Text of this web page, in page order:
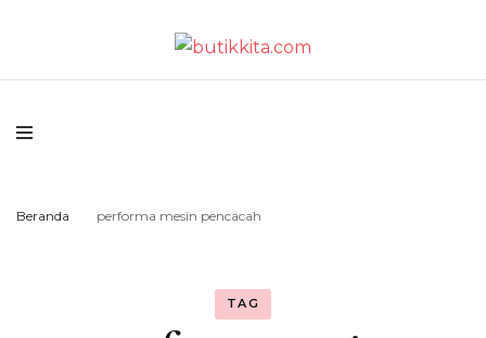
butikkita.com
Beranda performa mesin pencacah
TAG